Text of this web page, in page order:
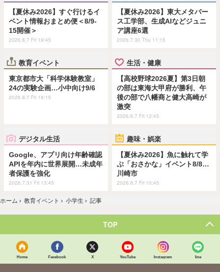
【夏休み2026】すぐ行けるイ
ベント情報おまとめ便＜8/9-
15開催＞
2026.8.7 Fri 19:45
【夏休み2026】東大メタバー
ス工学部、生成AIなどジュニ
ア講座6選
2026.7.30 Thu 11:15
教育イベント
東京都市大「科学体験教室」
24の実験企画…小中向け9/6
2026.8.7 Fri 18:15
生活・健康
【高校野球2026夏】第3日朝
の部は東海大甲府が勝利、午
後の部で八幡商と健大高崎が
激突
2026.8.7 Fri 12:45
デジタル生活
Google、アプリ向け年齢確認
APIを年内に世界展開…未成年
者保護を強化
2026.7.31 Fri 13:45
趣味・娯楽
【夏休み2026】魚に触れて学
ぶ「おさかな」イベント8/8…
川崎市
2026.8.7 Fri 10:45
ホーム › 教育イベント › 小学生 › 記事
TOP
Home Facebook X YouTube Instagram line